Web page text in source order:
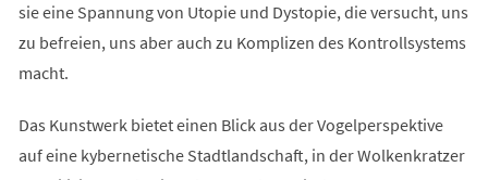
sie eine Spannung von Utopie und Dystopie, die versucht, uns
zu befreien, uns aber auch zu Komplizen des Kontrollsystems
macht.
Das Kunstwerk bietet einen Blick aus der Vogelperspektive
auf eine kybernetische Stadtlandschaft, in der Wolkenkratzer